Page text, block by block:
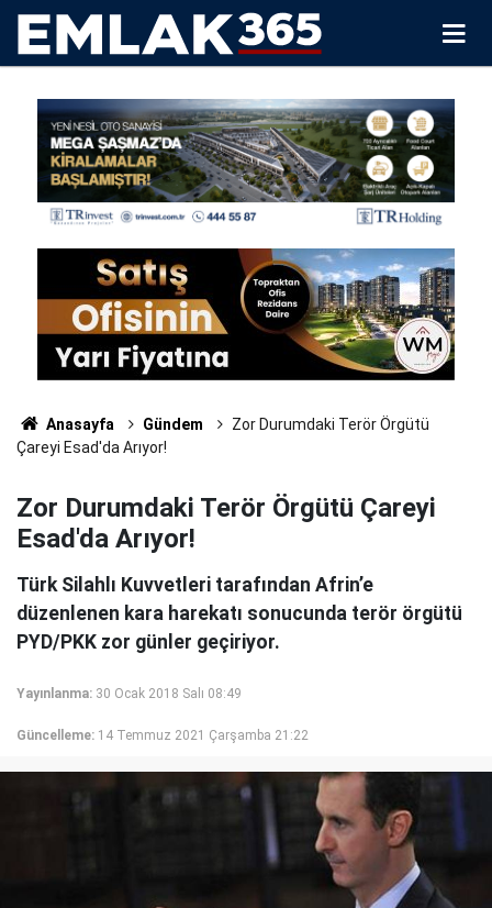
Anasayfa Gündem
Zor Durumdaki Terör Örgütü
Çareyi Esad'da Arıyor!
Zor Durumdaki Terör Örgütü Çareyi
Esad'da Arıyor!
Türk Silahlı Kuvvetleri tarafından Afrin’e
düzenlenen kara harekatı sonucunda terör örgütü
PYD/PKK zor günler geçiriyor.
Yayınlanma: 30 Ocak 2018 Salı 08:49
Güncelleme: 14 Temmuz 2021 Çarşamba 21:22